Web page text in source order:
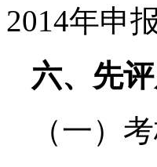
2014年申
六、先
（一）